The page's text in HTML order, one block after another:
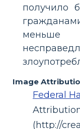
получило
Image
Federal
(http://